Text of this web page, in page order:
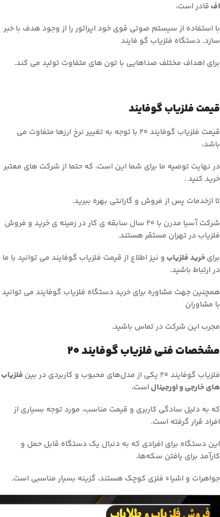
اف قادر است،
با استفاده از سیستم صوتی قوی خود اپراتور را از وجود هدف با خبر
سازد. دستگاه فلزیاب گو فایند
برای اهداف مختلف صداهایی با تون های متفاوت تولید می کند.
قیمت فلزیاب گوفایند
قیمت فلزیاب گوفایند 20 با توجه به تغییر نرخ ارزها متفاوت می
باشد،
در نهایت توصیه ما برای شما این است، که حتما از شرکت های معتبر
خرید کنید .
تا ازخدمات پس از فروش و گارانتی بهره ببرید.
شرکت آسیا مدرن با 20 سال سابقه ی کار در زمینه ی خرید و فروش
فلزیاب در تهران مستقر هستند.
برایخرید فلزیاب و نیز اطلاع از قیمت فلزیاب گوفایند می توانید با ما
در ارتباط باشید.
همچنین جهت مشاوره برای خرید دستگاه فلزیاب گوفایند می توانید
با مشاوران
مجرب این شرکت در تماس باشید.
مشخصات فنی فلزیاب گوفایند ۲۰
فلزیاب گوفایند ۲۰ یکی از مدل‌های محبوب و کاربردی در بین
فلزیاب
های خارجی و اورجینال است،
که به دلیل سادگی کاربری و قیمت مناسب، مورد توجه بسیاری از
افراد قرار گرفته است.
این دستگاه برای افرادی که به دنبال یک دستگاه قابل حمل و
کارآمد برای یافتن سکه‌ها،
جواهرات و اشیاء فلزی کوچک هستند، گزینه بسیار مناسبی است.